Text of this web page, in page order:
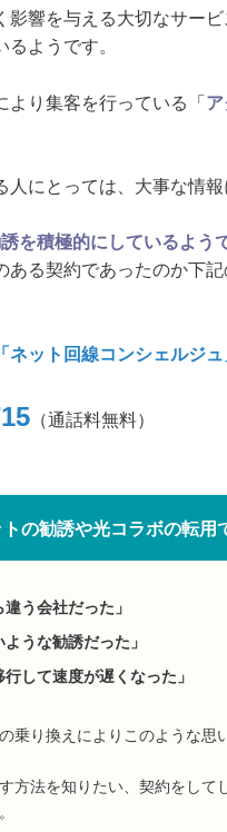
響を与える大切なサー
ようです。
り集客を行っている「
にとっては、大事な情
を積極的にしているよう
ある契約であったのか下
ネット回線コンシェルジュ
（通話料無料）
の勧誘や光コラボの転用
う会社だった」
うな勧誘だった」
して速度が遅くなった」
乗り換えによりこのような思
方法を知りたい、契約をし